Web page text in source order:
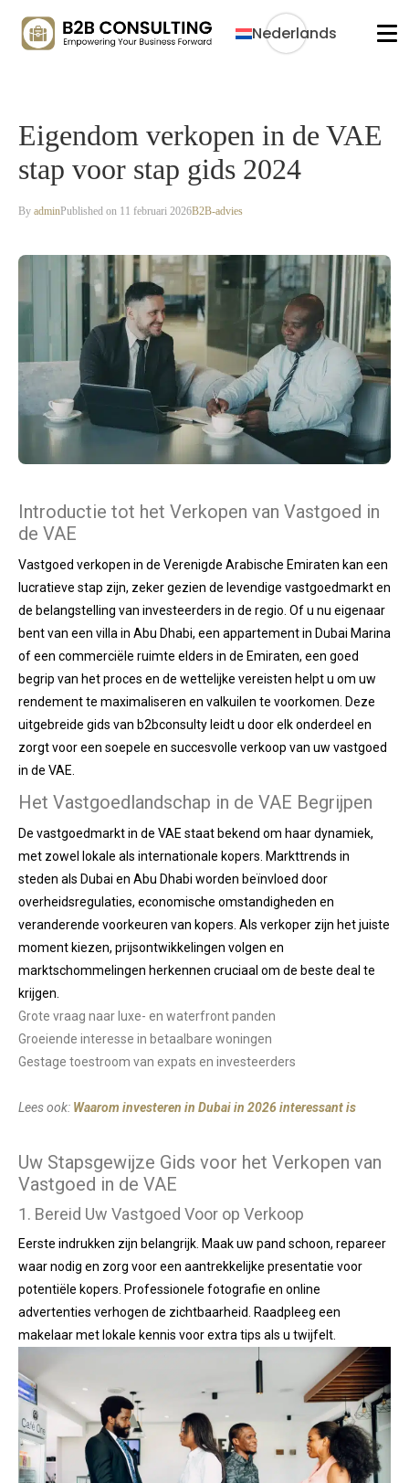
Nederlands
Eigendom verkopen in de VAE
stap voor stap gids 2024
By adminPublished on 11 februari 2026B2B-advies
Introductie tot het Verkopen van Vastgoed in
de VAE
Vastgoed verkopen in de Verenigde Arabische Emiraten kan een
lucratieve stap zijn, zeker gezien de levendige vastgoedmarkt en
de belangstelling van investeerders in de regio. Of u nu eigenaar
bent van een villa in Abu Dhabi, een appartement in Dubai Marina
of een commerciële ruimte elders in de Emiraten, een goed
begrip van het proces en de wettelijke vereisten helpt u om uw
rendement te maximaliseren en valkuilen te voorkomen. Deze
uitgebreide gids van b2bconsulty leidt u door elk onderdeel en
zorgt voor een soepele en succesvolle verkoop van uw vastgoed
in de VAE.
Het Vastgoedlandschap in de VAE Begrijpen
De vastgoedmarkt in de VAE staat bekend om haar dynamiek,
met zowel lokale als internationale kopers. Markttrends in
steden als Dubai en Abu Dhabi worden beïnvloed door
overheidsregulaties, economische omstandigheden en
veranderende voorkeuren van kopers. Als verkoper zijn het juiste
moment kiezen, prijsontwikkelingen volgen en
marktschommelingen herkennen cruciaal om de beste deal te
krijgen.
Grote vraag naar luxe- en waterfront panden
Groeiende interesse in betaalbare woningen
Gestage toestroom van expats en investeerders
Lees ook: Waarom investeren in Dubai in 2026 interessant is
Uw Stapsgewijze Gids voor het Verkopen van
Vastgoed in de VAE
1. Bereid Uw Vastgoed Voor op Verkoop
Eerste indrukken zijn belangrijk. Maak uw pand schoon, repareer
waar nodig en zorg voor een aantrekkelijke presentatie voor
potentiële kopers. Professionele fotografie en online
advertenties verhogen de zichtbaarheid. Raadpleeg een
makelaar met lokale kennis voor extra tips als u twijfelt.